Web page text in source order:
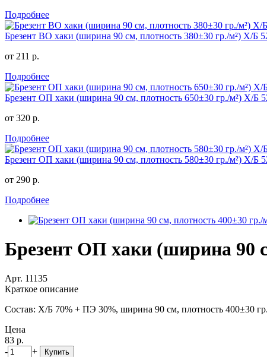
Подробнее
Брезент ВО хаки (ширина 90 см, плотность 380±30 гр./м²) Х/Б
от 211 р.
Подробнее
Брезент ОП хаки (ширина 90 см, плотность 650±30 гр./м²) Х/Б
от 320 р.
Подробнее
Брезент ОП хаки (ширина 90 см, плотность 580±30 гр./м²) Х/Б
от 290 р.
Подробнее
Брезент ОП хаки (ширина 90
Арт. 11135
Краткое описание
Состав: Х/Б 70% + ПЭ 30%, ширина 90 см, плотность 400±30
Цена
83 р.
-
+ Купить